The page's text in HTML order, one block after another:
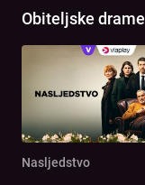
Obiteljske drame
Nasljedstvo